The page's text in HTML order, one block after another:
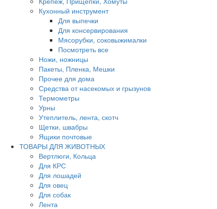
Кухонный инструмент
Для выпечки
Для консервирования
Мясорубки, соковыжималки
Посмотреть все
Ножи, ножницы
Пакеты, Пленка, Мешки
Прочее для дома
Средства от насекомых и грызунов
Термометры
Урны
Утеплитель, лента, скотч
Щетки, швабры
Ящики почтовые
ТОВАРЫ ДЛЯ ЖИВОТНЫХ
Вертлюги, Кольца
Для КРС
Для лошадей
Для овец
Для собак
Лента